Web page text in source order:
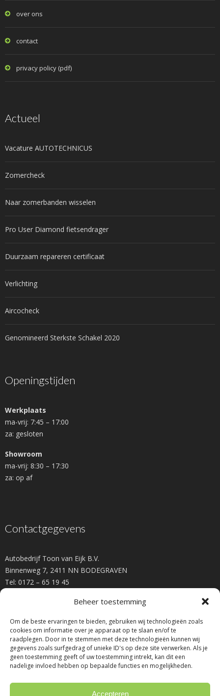
Beheer toestemming
Om de beste ervaringen te bieden, gebruiken wij technologieën zoals
cookies om informatie over je apparaat op te slaan en/of te
raadplegen. Door in te stemmen met deze technologieën kunnen wij
gegevens zoals surfgedrag of unieke ID's op deze site verwerken. Als je
geen toestemming geeft of uw toestemming intrekt, kan dit een
nadelige invloed hebben op bepaalde functies en mogelijkheden.
Accepteren
over ons
contact
privacy policy (pdf)
Actueel
Vacature AUTOTECHNICUS
Zomercheck
Naar zomerbanden wisselen
Pro User Diamond fietsendrager
Duurzaam repareren certificaat
Verlichting
Aircocheck
Genomineerd Sterkste Schakel 2020
Openingstijden
Werkplaats
ma-vrij: 7:45 – 17:00
za: gesloten
Showroom
ma-vrij: 8:30 – 17:30
za: op af
Contactgegevens
Autobedrijf Toon van Eijk B.V.
Binnenweg 7, 2411 NN BODEGRAVEN
Tel: 0172 – 65 19 45